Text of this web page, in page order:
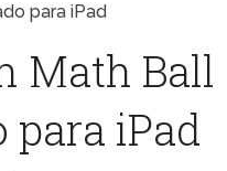
para iPad
Math Ball
iPad